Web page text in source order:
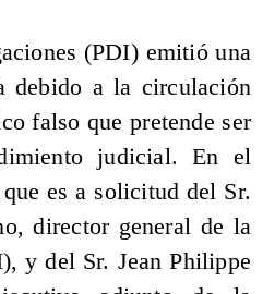
(PDI) emitió una
debido a la circulación
falso que pretende ser
judicial. En el
es a solicitud del Sr.
director general de la
y del Sr. Jean Philippe